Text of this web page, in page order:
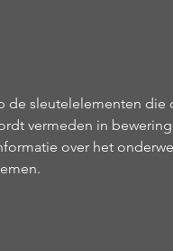
de sleutelelementen
vermeden in
over het